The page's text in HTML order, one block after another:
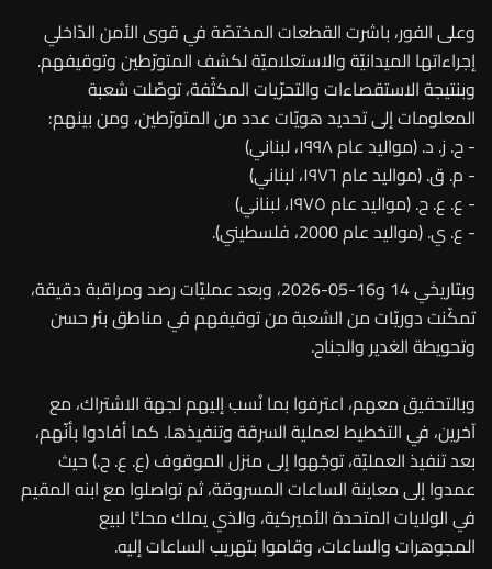
وعلى الفور، باشرت القطعات المختصّة في قوى الأمن الدّاخلي
إجراءاتها الميدانيّة والاستعلاميّة لكشف المتورّطين وتوقيفهم.
وبنتيجة الاستقصاءات والتحرّيات المكثّفة، توصّلت شعبة
المعلومات إلى تحديد هويّات عدد من المتورّطين، ومن بينهم:
- ح. ز. د. (مواليد عام ۱۹۹۸، لبناني)
- م. ق. (مواليد عام ١٩٧٦، لبناني)
- ع. ع. ح. (مواليد عام ١٩٧٥، لبناني)
- ع. ي. (مواليد عام 2000، فلسطيني).
وبتاريخَي 14 و16-05-2026، وبعد عمليّات رصد ومراقبة دقيقة،
تمكّنت دوريّات من الشعبة من توقيفهم في مناطق بئر حسن
وتحويطة الغدير والجناح.
وبالتحقيق معهم، اعترفوا بما نُسب إليهم لجهة الاشتراك، مع
آخرين، في التخطيط لعملية السرقة وتنفيذها. كما أفادوا بأنّهم،
بعد تنفيذ العمليّة، توجّهوا إلى منزل الموقوف (ع. ع. ح.) حيث
عمدوا إلى معاينة الساعات المسروقة، ثم تواصلوا مع ابنه المقيم
في الولايات المتحدة الأميركية، والذي يملك محلًّا لبيع
المجوهرات والساعات، وقاموا بتهريب الساعات إليه.